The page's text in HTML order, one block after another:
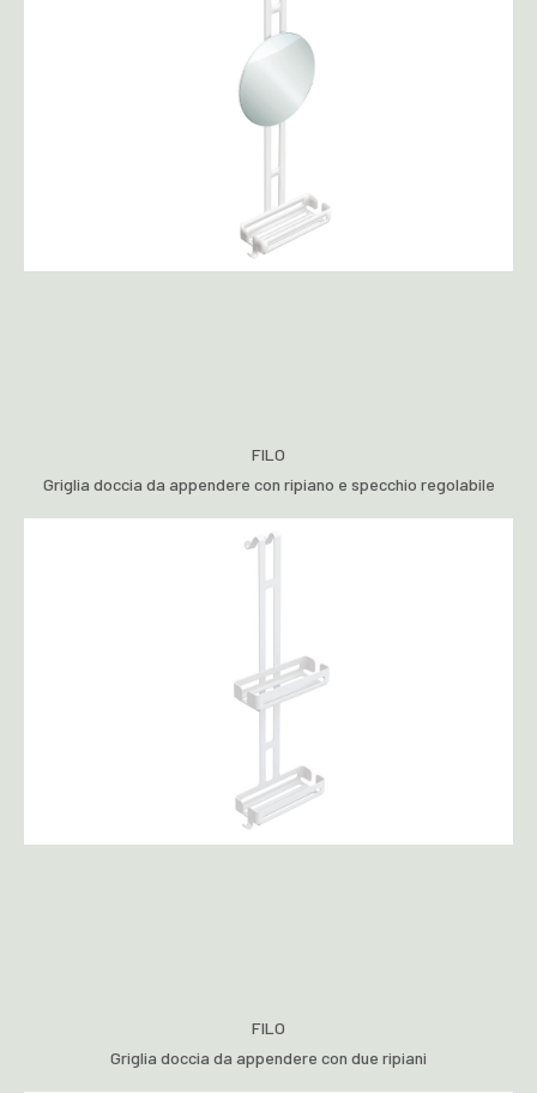
FILO
Griglia doccia da appendere con ripiano e specchio regolabile
FILO
Griglia doccia da appendere con due ripiani